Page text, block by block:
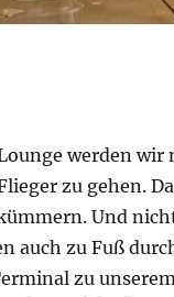
werden wir
zu gehen.
Und
auch zu Fuß
zu